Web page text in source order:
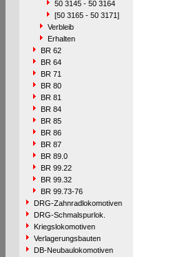
50 3145 - 50 3164
[50 3165 - 50 3171]
Verbleib
Erhalten
BR 62
BR 64
BR 71
BR 80
BR 81
BR 84
BR 85
BR 86
BR 87
BR 89.0
BR 99.22
BR 99.32
BR 99.73-76
DRG-Zahnradlokomotiven
DRG-Schmalspurlok.
Kriegslokomotiven
Verlagerungsbauten
DB-Neubaulokomotiven